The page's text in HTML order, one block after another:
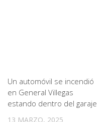
Un automóvil se incendió
en General Villegas
estando dentro del garaje
13 MARZO, 2025